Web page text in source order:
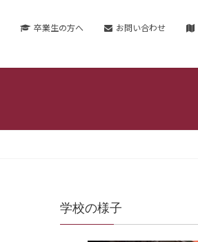
卒業生の方へ お問い合わせ
学校の様子